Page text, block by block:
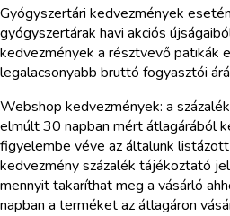
Gyógyszertári kedvezmények
gyógyszertárak havi akciós
kedvezmények a résztvevő
legalacsonyabb bruttó fogyasztói
Webshop kedvezmények: a
elmúlt 30 napban mért átlagárából
figyelembe véve az általunk
kedvezmény százalék tájékoztató
mennyit takaríthat meg a vásárló
napban a terméket az átlagáron